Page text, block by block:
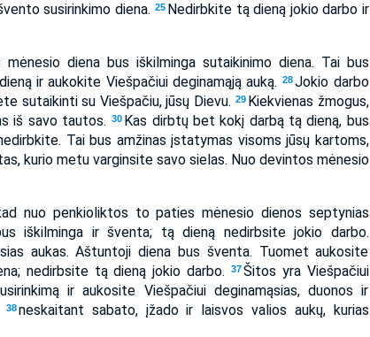
susirinkimo diena. 25 Nedirbkite tą dieną jokio darbo ir
diena bus iškilminga sutaikinimo diena. Tai bus
ir aukokite Viešpačiui deginamąją auką.
28Jokio darbo
sutaikinti su Viešpačiu, jūsų Dievu. 29 Kiekvienas žmogus,
iš savo tautos. 30 Kas dirbtų bet kokį darbą tą dieną, bus
Tai bus amžinas įstatymas visoms jūsų kartoms,
kurio metu varginsite savo sielas. Nuo devintos mėnesio
nuo penkioliktos to paties mėnesio dienos septynias
iškilminga ir šventa; tą dieną nedirbsite jokio darbo.
aukas. Aštuntoji diena bus šventa. Tuomet aukosite
nedirbsite tą dieną jokio darbo.
37Šitos yra Viešpačiui
ir aukosite Viešpačiui deginamąsias, duonos ir
38neskaitant sabato, įžado ir laisvos valios aukų, kurias